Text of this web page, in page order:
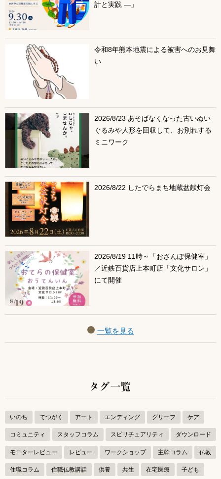
計と実践 ―」
令和8年熊本地震による被害へのお見舞
い
2026/8/23 あそばなくなった古いぬい
ぐるみや人形を回収して、お別れする
ミニワーク
2026/8/22 したでらまち地蔵盆献灯会
2026/8/19 11時～「おさんぽ保健室」
／近鉄百貨店上本町店「文化サロン」
にて開催
一覧を見る
タグ一覧
いのち てつがく アート エンディング グリーフ ケア
コミュニティ スタッフコラム スピリチュアリティ ダウンロード
モニターレビュー レビュー ワークショップ 主幹コラム 仏教
住職コラム 住職仏教講話 供養 共生 在宅医療 子ども